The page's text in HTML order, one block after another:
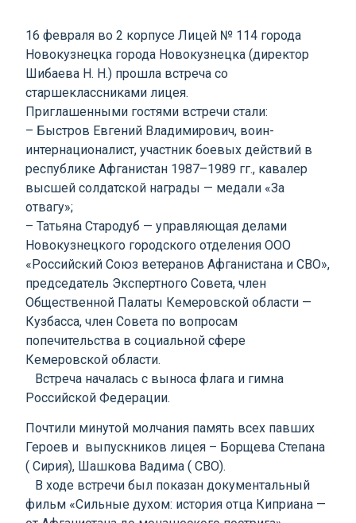
16 февраля во 2 корпусе Лицей № 114 города
Новокузнецка города Новокузнецка (директор
Шибаева Н. Н.) прошла встреча со
старшеклассниками лицея.
Приглашенными гостями встречи стали:
– Быстров Евгений Владимирович, воин-
интернационалист, участник боевых действий в
республике Афганистан 1987–1989 гг., кавалер
высшей солдатской награды — медали «За
отвагу»;
– Татьяна Стародуб — управляющая делами
Новокузнецкого городского отделения ООО
«Российский Союз ветеранов Афганистана и СВО»,
председатель Экспертного Совета, член
Общественной Палаты Кемеровской области —
Кузбасса, член Совета по вопросам
попечительства в социальной сфере
Кемеровской области.
Встреча началась с выноса флага и гимна
Российской Федерации.
Почтили минутой молчания память всех павших
Героев и выпускников лицея – Борщева Степана
( Сирия), Шашкова Вадима ( СВО).
В ходе встречи был показан документальный
фильм «Сильные духом: история отца Киприана —